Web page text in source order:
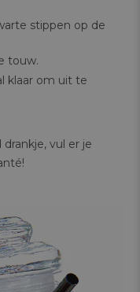
stippen op de
touw.
klaar om uit te
vul er je